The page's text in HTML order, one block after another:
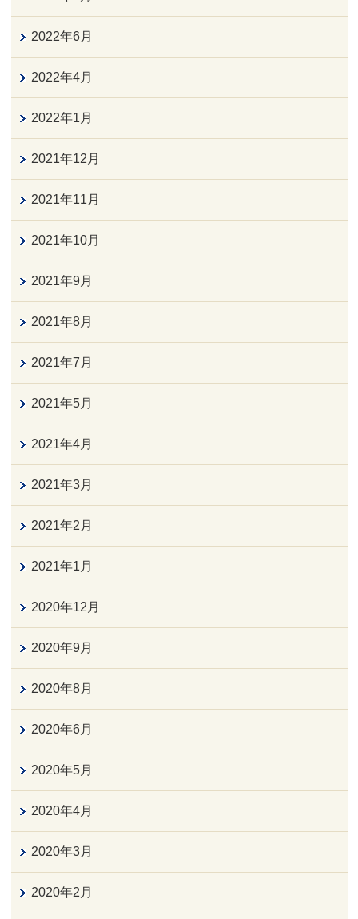
2022年6月
2022年4月
2022年1月
2021年12月
2021年11月
2021年10月
2021年9月
2021年8月
2021年7月
2021年5月
2021年4月
2021年3月
2021年2月
2021年1月
2020年12月
2020年9月
2020年8月
2020年6月
2020年5月
2020年4月
2020年3月
2020年2月